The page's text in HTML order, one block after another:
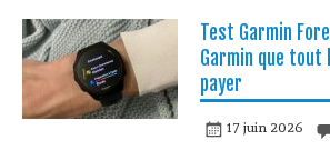
Test Garmin
Garmin que tout
payer
17 juin 2026